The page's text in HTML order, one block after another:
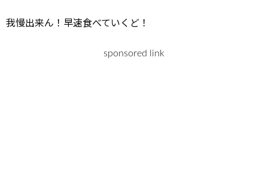
我慢出来ん！早速食べていくど！
sponsored link